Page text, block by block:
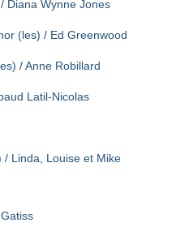
Diana Wynne Jones
(les) / Ed Greenwood
/ Anne Robillard
Latil-Nicolas
/ Linda, Louise et Mike